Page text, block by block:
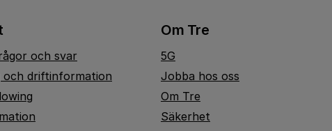
och svar
och driftinformation
Om Tre
5G
Jobba hos oss
Om Tre
Säkerhet